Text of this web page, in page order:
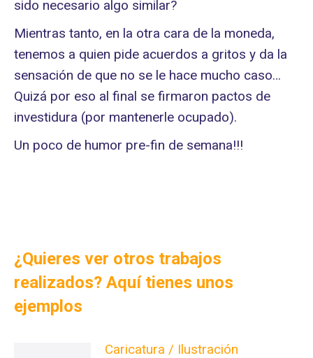
sido necesario algo similar?
Mientras tanto, en la otra cara de la moneda,
tenemos a quien pide acuerdos a gritos y da la
sensación de que no se le hace mucho caso…
Quizá por eso al final se firmaron pactos de
investidura (por mantenerle ocupado).
Un poco de humor pre-fin de semana!!!
¿Quieres ver otros trabajos
realizados? Aquí tienes unos
ejemplos
Caricatura / Ilustración